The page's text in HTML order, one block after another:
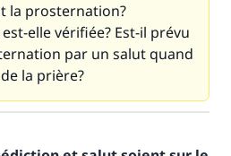
la prosternation?
elle vérifiée? Est-il prévu
par un salut quand
la prière?